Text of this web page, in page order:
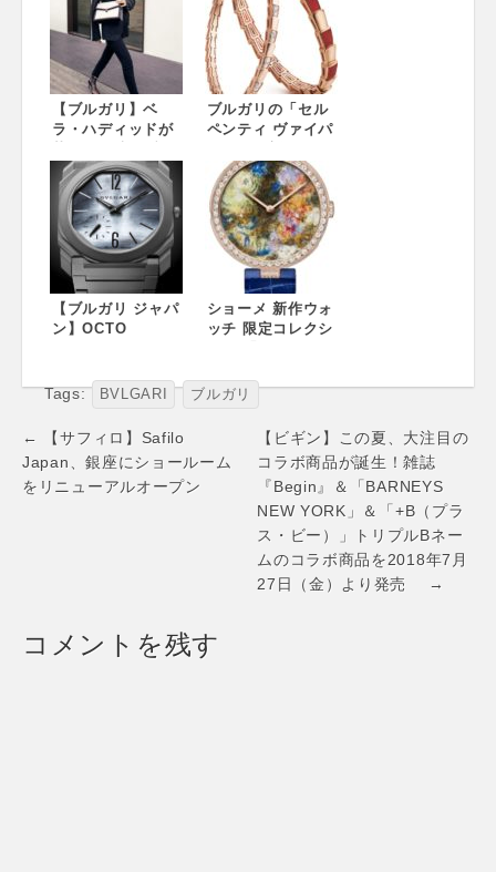
ョン
【ブルガリ】ベ
ラ・ハディッドが
ガリ 2018年秋冬ア
クセサリーコレク
ション
ブルガリの「セル
ペンティ ヴァイパ
エリーが登場
【ブルガリ ジャパ
ン】OCTO
オクト フィニッシ
象徴
ショーメ 新作ウォ
ッチ 限定コレクシ
メ」コレクション
ル 世界5本限定発
売 6月2日(土) 各モ
デル 世界5本限定
Tags: BVLGARI ブルガリ
Post
navigation
← 【サフィロ】Safilo
Japan、銀座にショールーム
をリニューアルオープン
【ビギン】この夏、大注目の
コラボ商品が誕生！雑誌
『Begin』＆「BARNEYS
NEW YORK」＆「+B（プラ
ス・ビー）」トリプルBネー
ムのコラボ商品を2018年7月
27日（金）より発売 →
コメントを残す